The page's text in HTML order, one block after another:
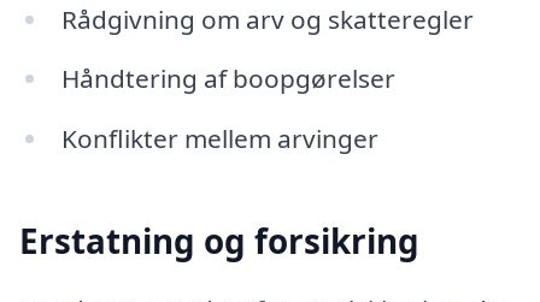
Rådgivning om arv og skatteregler
Håndtering af boopgørelser
Konflikter mellem arvinger
Erstatning og forsikring